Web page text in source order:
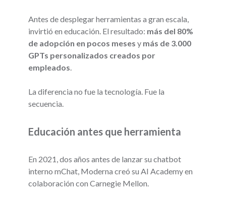
Antes de desplegar herramientas a gran escala,
invirtió en educación. El resultado: más del 80%
de adopción en pocos meses y más de 3.000
GPTs personalizados creados por
empleados.
La diferencia no fue la tecnología. Fue la
secuencia.
Educación antes que herramienta
En 2021, dos años antes de lanzar su chatbot
interno mChat, Moderna creó su AI Academy en
colaboración con Carnegie Mellon.